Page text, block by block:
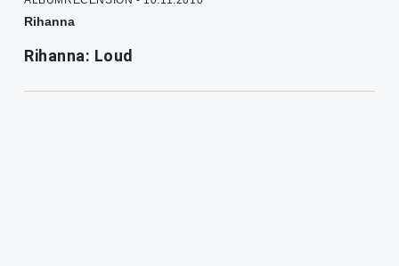
Rihanna
Rihanna: Loud